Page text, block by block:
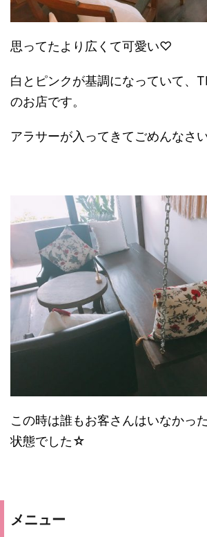
思ってたより広くて可愛い♡
白とピンクが基調になっていて、
のお店です。
アラサーが入ってきてごめんなさ
この時は誰もお客さんはいなかっ
状態でした☆
メニュー